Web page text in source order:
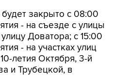
закрыто с 08:00
- на съезде с улицы
Доватора; с 15:00
- на участках улиц
летия Октября, 3-й
и Трубецкой, в